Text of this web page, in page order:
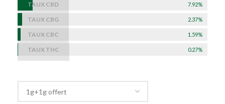
TAUX CBD 7.92%
TAUX CBG 2.37%
TAUX CBC 1.59%
TAUX THC 0.27%